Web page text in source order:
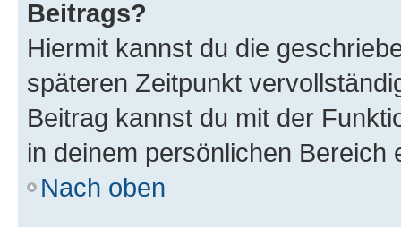
Beitrags?
Hiermit kannst du die
späteren Zeitpunkt
Beitrag kannst du mit der
in deinem persönlichen Bereich
Nach oben